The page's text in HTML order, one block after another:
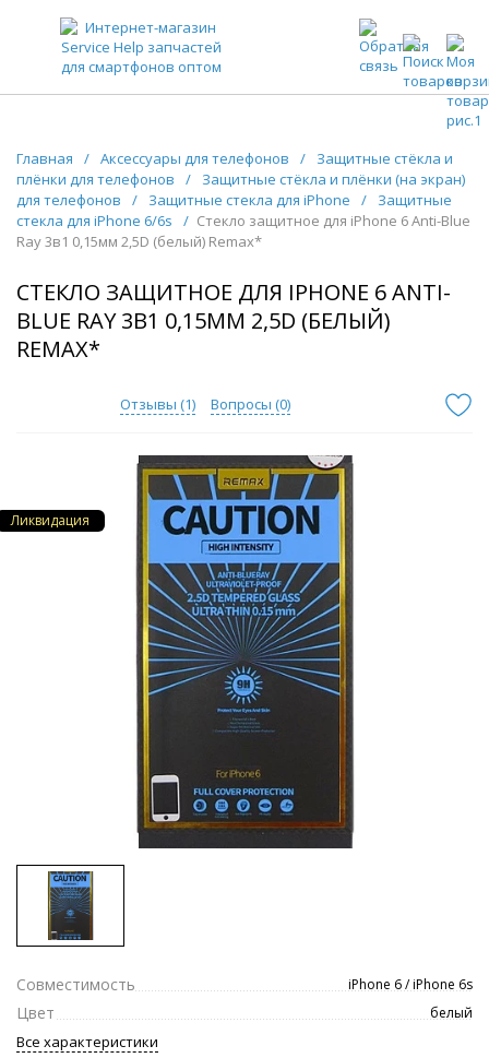
ЗАПЧАСТИ ДЛЯ ТЕЛЕФОНОВ ОПТОМ
Главная / Аксессуары для телефонов /
Защитные стёкла и
плёнки для телефонов
/
Защитные стёкла и плёнки (на экран)
для телефонов
/ Защитные стекла для iPhone /
Защитные
стекла для iPhone 6/6s
/ Стекло защитное для iPhone 6 Anti-Blue
Ray 3в1 0,15мм 2,5D (белый) Remax*
СТЕКЛО ЗАЩИТНОЕ ДЛЯ IPHONE 6 ANTI-
BLUE RAY 3В1 0,15ММ 2,5D (БЕЛЫЙ)
REMAX*
Отзывы (1) Вопросы (0)
Ликвидация
Совместимость iPhone 6 / iPhone 6s
Цвет белый
Все характеристики